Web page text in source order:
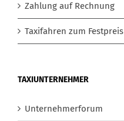
Zahlung auf Rechnung
Taxifahren zum Festpreis
TAXIUNTERNEHMER
Unternehmerforum